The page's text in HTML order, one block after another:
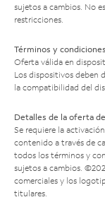
sujetos a cambios. No
restricciones.
Términos y condiciones
Oferta válida en
Los dispositivos deben
la compatibilidad del
Detalles de la oferta
Se requiere la
contenido a través de
todos los términos y
sujetos a cambios.
comerciales y los
titulares.